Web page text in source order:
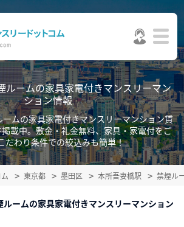
ルームの家具家電付きマンスリーマン
ション情報
ムの家具家電付きマンスリーマンション賃
載中。敷金・礼金無料、家具・家電付をご
だわり条件での絞込みも簡単！
東京都 墨田区 本所吾妻橋駅 禁煙ル
ームの家具家電付きマンスリーマンション